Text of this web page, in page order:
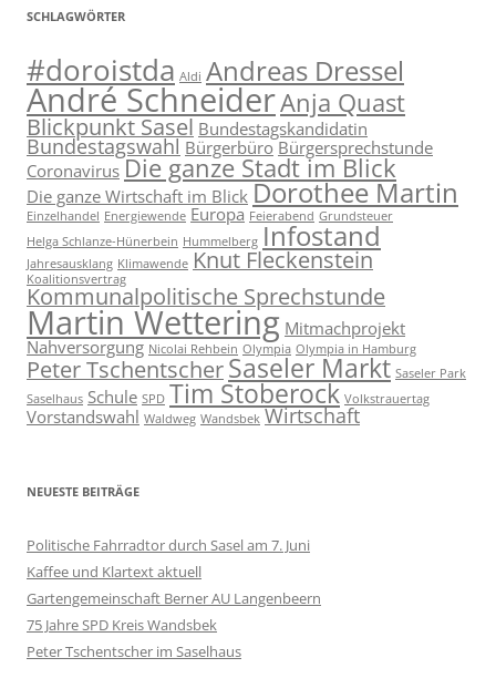
SCHLAGWÖRTER
#doroistda Aldi Andreas Dressel
André SchneiderAnja Quast
Blickpunkt Sasel Bundestagskandidatin
Bundestagswahl Bürgerbüro Bürgersprechstunde
Coronavirus Die ganze Stadt im Blick
Die ganze Wirtschaft im Blick Dorothee Martin
Einzelhandel Energiewende Europa Feierabend Grundsteuer
Helga Schlanze-Hünerbein Hummelberg Infostand
Jahresausklang Klimawende Knut Fleckenstein
Koalitionsvertrag
Kommunalpolitische Sprechstunde
Martin Wettering Mitmachprojekt
Nahversorgung Nicolai Rehbein Olympia Olympia in Hamburg
Peter TschentscherSaseler Markt Saseler Park
Saselhaus Schule SPD Tim Stoberock Volkstrauertag
Vorstandswahl Waldweg Wandsbek Wirtschaft
NEUESTE BEITRÄGE
Politische Fahrradtor durch Sasel am 7. Juni
Kaffee und Klartext aktuell
Gartengemeinschaft Berner AU Langenbeern
75 Jahre SPD Kreis Wandsbek
Peter Tschentscher im Saselhaus